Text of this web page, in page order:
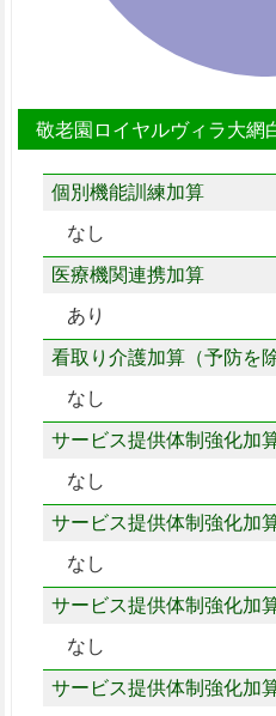
敬老園ロイヤルヴィラ大網
個別機能訓練加算
なし
医療機関連携加算
あり
看取り介護加算（予防を除
なし
サービス提供体制強化加
なし
サービス提供体制強化加
なし
サービス提供体制強化加
なし
サービス提供体制強化加